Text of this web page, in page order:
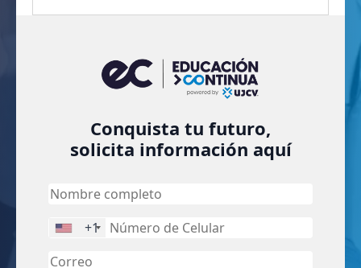
Conquista tu futuro,
solicita información aquí
+1